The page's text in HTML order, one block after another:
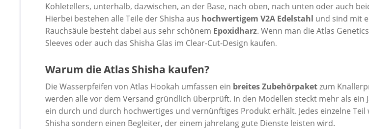
Kohletellers, unterhalb, dazwischen, an der Base, nach oben, nach unten oder auch
Hierbei bestehen alle Teile der Shisha aus hochwertigem V2A Edelstahl und sind mit
Rauchsäule besteht dabei aus sehr schönem Epoxidharz. Wenn man die Atlas
Sleeves oder auch das Shisha Glas im Clear-Cut-Design kaufen.
Warum die Atlas Shisha kaufen?
Die Wasserpfeifen von Atlas Hookah umfassen ein breites Zubehörpaketzum
werden alle vor dem Versand gründlich überprüft. In den Modellen steckt mehr als
ein durch und durch hochwertiges und vernünftiges Produkt erhält. Jedes einzelne
Shisha sondern einen Begleiter, der einem jahrelang gute Dienste leisten wird.